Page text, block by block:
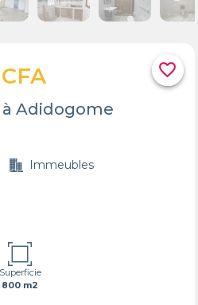
favorite_border
Adidogome
Immeubles
Superficie
800 m2